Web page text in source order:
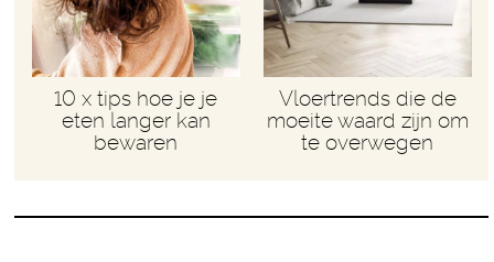
10 x tips hoe je je
eten langer kan
bewaren
Vloertrends die de
moeite waard zijn om
te overwegen